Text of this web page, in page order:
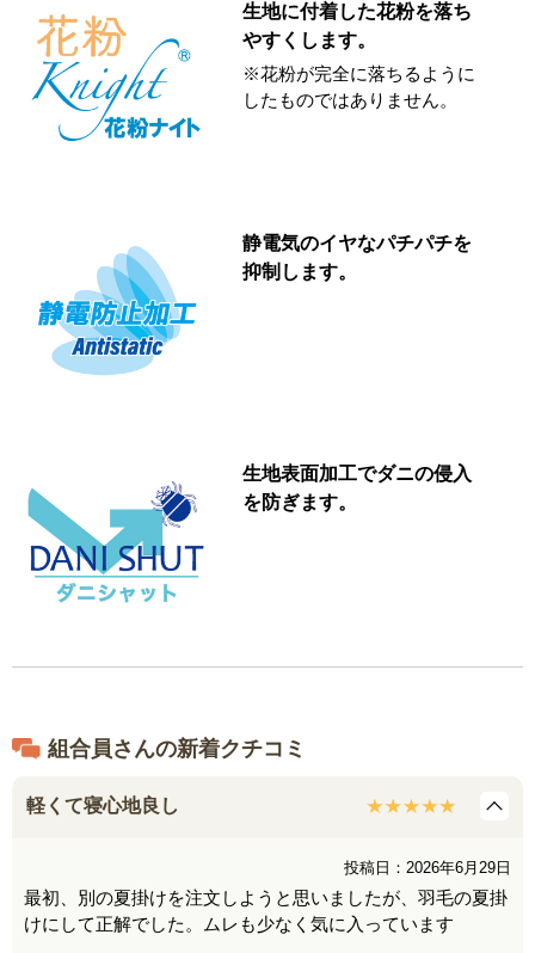
生地に付着した花粉を落ち
やすくします。
※花粉が完全に落ちるように
したものではありません。
静電気のイヤなパチパチを
抑制します。
生地表面加工でダニの侵入
を防ぎます。
組合員さんの新着クチコミ
軽くて寝心地良し
投稿日：2026年6月29日
最初、別の夏掛けを注文しようと思いましたが、羽毛の夏掛
けにして正解でした。ムレも少なく気に入っています